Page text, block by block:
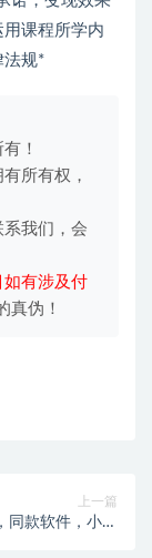
课程所学内
法规*
！
所有权，
我们，会
如有涉及付
真伪！
上一篇
同款软件，小白